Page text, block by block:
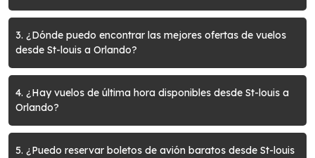
3. ¿Dónde puedo encontrar las mejores ofertas de vuelos
desde St-louis a Orlando?
4. ¿Hay vuelos de última hora disponibles desde St-louis a
Orlando?
5. ¿Puedo reservar boletos de avión baratos desde St-louis